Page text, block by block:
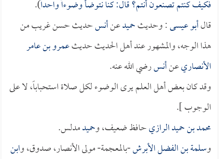
فكيف كنتم تصنعون أنتم؟ قال: كنا نتوضأ وضوءاً واحداً).
قالأبو عيسى: وحديثحميدعنأنسحديث حسن غريب من
هذا الوجه، والمشهور عند أهل الحديث حديثعمرو بن عامر
الأنصاريعنأنسرضي الله عنه.
وقد كان بعض أهل العلم يرى الوضوء لكل صلاة استحباباً، لا على
الوجوب ].
محمد بن حميد الرازيحافظ ضعيف، وحميدمدلس.
وسلمة بن الفضل الأبرش-بالمعجمة- مولى الأنصار، صدوق، وابن